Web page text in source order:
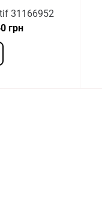
31166952
грн